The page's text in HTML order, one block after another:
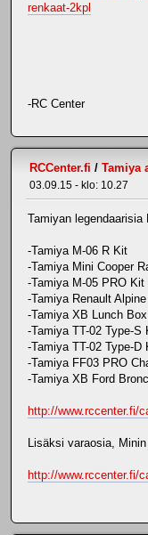
renkaat-2kpl
-RC Center
RCCenter.fi / Tamiya
03.09.15 - klo: 10.27
Tamiyan
-Tamiya M-06 R Kit
-Tamiya Mini Cooper
-Tamiya M-05 PRO Kit
-Tamiya Renault
-Tamiya XB Lunch
-Tamiya TT-02 Type-S
-Tamiya TT-02 Type-D
-Tamiya FF03 PRO
-Tamiya XB Ford
http://www.rccenter.fi/
Lisäksi varaosia,
http://www.rccenter.fi/